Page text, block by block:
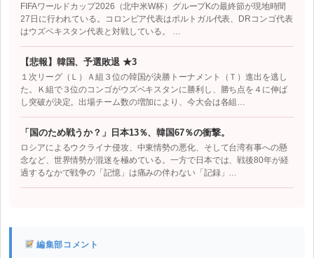
FIFAワールドカップ2026（北中米W杯）グループKの最終節が現地時間
27日に行われている。コロンビア代表はポルトガル代表、DRコンゴ代表
はウズベキスタン代表と対戦している。 …
【悲報】韓国、予選敗退 ★3
１次リーグ（Ｌ）Ａ組３位の韓国が決勝トーナメント（Ｔ）進出を逃し
た。Ｋ組で３位のコンゴがウズベキスタンに勝利し、勝ち点を４に伸ば
し突破が決定。出場チーム数の増加により、今大会は各組…
「国のため戦うか？」日本13％、韓国67％の衝撃。
ロシアによるウクライナ侵攻、中東情勢の悪化、そして台湾有事への懸
念など、世界情勢が混迷を極めている。一方で日本では、戦後80年が経
過するなかで戦争の「記憶」は痛みの伴わない「記録」…
編集部コメント